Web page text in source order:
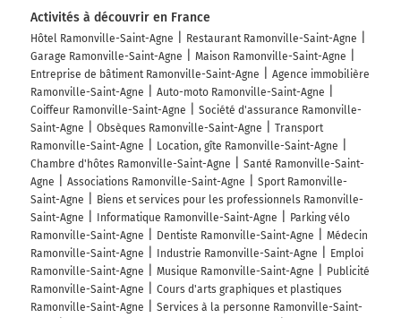
Activités à découvrir en France
Hôtel Ramonville-Saint-Agne
Restaurant Ramonville-Saint-Agne
Garage Ramonville-Saint-Agne
Maison Ramonville-Saint-Agne
Entreprise de bâtiment Ramonville-Saint-Agne
Agence immobilière
Ramonville-Saint-Agne
Auto-moto Ramonville-Saint-Agne
Coiffeur Ramonville-Saint-Agne
Société d'assurance Ramonville-
Saint-Agne
Obsèques Ramonville-Saint-Agne
Transport
Ramonville-Saint-Agne
Location, gîte Ramonville-Saint-Agne
Chambre d'hôtes Ramonville-Saint-Agne
Santé Ramonville-Saint-
Agne
Associations Ramonville-Saint-Agne
Sport Ramonville-
Saint-Agne
Biens et services pour les professionnels Ramonville-
Saint-Agne
Informatique Ramonville-Saint-Agne
Parking vélo
Ramonville-Saint-Agne
Dentiste Ramonville-Saint-Agne
Médecin
Ramonville-Saint-Agne
Industrie Ramonville-Saint-Agne
Emploi
Ramonville-Saint-Agne
Musique Ramonville-Saint-Agne
Publicité
Ramonville-Saint-Agne
Cours d'arts graphiques et plastiques
Ramonville-Saint-Agne
Services à la personne Ramonville-Saint-